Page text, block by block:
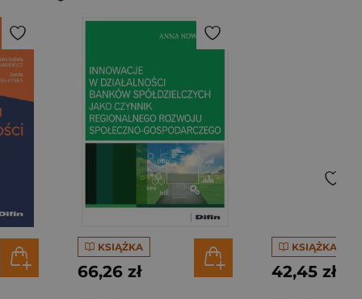
KSIĄŻKA
66,26 zł
KSIĄŻKA
42,45 zł